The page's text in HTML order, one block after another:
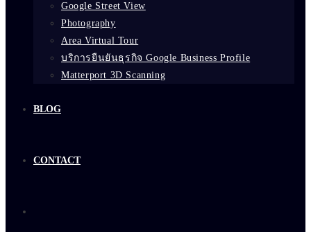
Google Street View
Photography
Area Virtual Tour
บริการยืนยันธุรกิจ Google Business Profile
Matterport 3D Scanning
BLOG
CONTACT